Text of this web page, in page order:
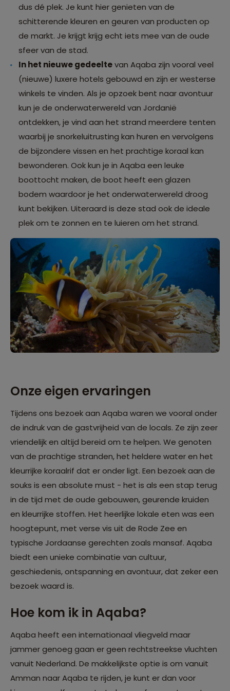
dus dé plek. Je kunt hier genieten van de
schitterende kleuren en geuren van producten op
de markt. Je krijgt krijg echt iets mee van de oude
sfeer van de stad.
In het nieuwe gedeeltevan Aqaba zijn vooral veel
(nieuwe) luxere hotels gebouwd en zijn er westerse
winkels te vinden. Als je opzoek bent naar avontuur
kun je de onderwaterwereld van Jordanië
ontdekken, je vind aan het strand meerdere tenten
waarbij je snorkeluitrusting kan huren en vervolgens
de bijzondere vissen en het prachtige koraal kan
bewonderen. Ook kun je in Aqaba een leuke
boottocht maken, de boot heeft een glazen
bodem waardoor je het onderwaterwereld droog
kunt bekijken. Uiteraard is deze stad ook de ideale
plek om te zonnen en te luieren om het strand.
Onze eigen ervaringen
Tijdens ons bezoek aan Aqaba waren we vooral onder
de indruk van de gastvrijheid van de locals. Ze zijn zeer
vriendelijk en altijd bereid om te helpen. We genoten
van de prachtige stranden, het heldere water en het
kleurrijke koraalrif dat er onder ligt. Een bezoek aan de
souks is een absolute must - het is als een stap terug
in de tijd met de oude gebouwen, geurende kruiden
en kleurrijke stoffen. Het heerlijke lokale eten was een
hoogtepunt, met verse vis uit de Rode Zee en
typische Jordaanse gerechten zoals mansaf. Aqaba
biedt een unieke combinatie van cultuur,
geschiedenis, ontspanning en avontuur, dat zeker een
bezoek waard is.
Hoe kom ik in Aqaba?
Aqaba heeft een internationaal vliegveld maar
jammer genoeg gaan er geen rechtstreekse vluchten
vanuit Nederland. De makkelijkste optie is om vanuit
Amman naar Aqaba te rijden, je kunt er dan voor